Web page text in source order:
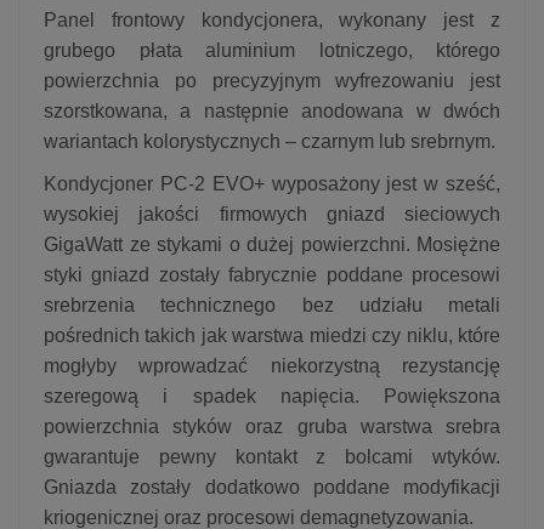
Panel frontowy kondycjonera, wykonany jest z
grubego płata aluminium lotniczego, którego
powierzchnia po precyzyjnym wyfrezowaniu jest
szorstkowana, a następnie anodowana w dwóch
wariantach kolorystycznych – czarnym lub srebrnym.
Kondycjoner PC-2 EVO+ wyposażony jest w sześć,
wysokiej jakości firmowych gniazd sieciowych
GigaWatt ze stykami o dużej powierzchni. Mosiężne
styki gniazd zostały fabrycznie poddane procesowi
srebrzenia technicznego bez udziału metali
pośrednich takich jak warstwa miedzi czy niklu, które
mogłyby wprowadzać niekorzystną rezystancję
szeregową i spadek napięcia. Powiększona
powierzchnia styków oraz gruba warstwa srebra
gwarantuje pewny kontakt z bolcami wtyków.
Gniazda zostały dodatkowo poddane modyfikacji
kriogenicznej oraz procesowi demagnetyzowania.